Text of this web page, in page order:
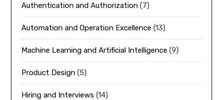
Authentication and Authorization (7)
Automation and Operation Excellence (13)
Machine Learning and Artificial Intelligence (9)
Product Design (5)
Hiring and Interviews (14)